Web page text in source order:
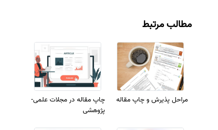
مطالب مرتبط
مراحل پذیرش و چاپ مقاله
چاپ مقاله در مجلات علمی-
پژوهشی